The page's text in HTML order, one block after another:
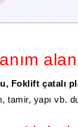
Foklift
yapı vb.